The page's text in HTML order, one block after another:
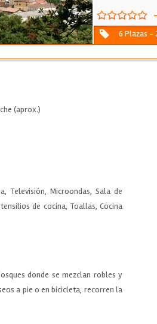
6 Plazas -
(aprox.)
Televisión, Microondas, Sala de
de cocina, Toallas, Cocina
donde se mezclan robles y
a pie o en bicicleta, recorren la